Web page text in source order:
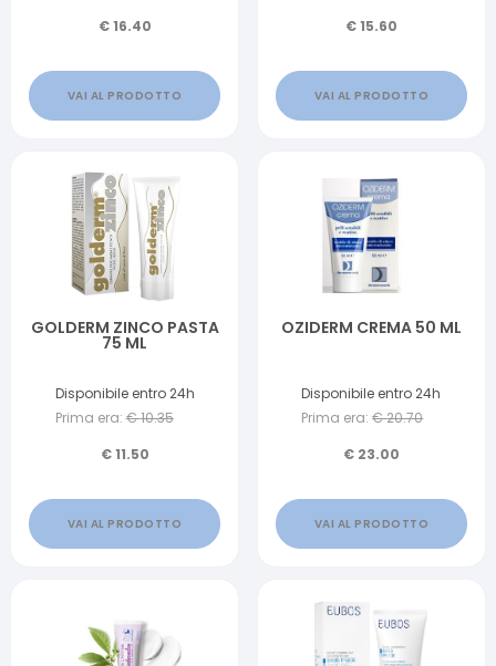
€16.40
VAI AL PRODOTTO
€15.60
VAI AL PRODOTTO
GOLDERM ZINCO PASTA
75 ML
Disponibile entro 24h
Prima era: €10.35
€11.50
VAI AL PRODOTTO
OZIDERM CREMA 50 ML
Disponibile entro 24h
Prima era: €20.70
€ 23.00
VAI AL PRODOTTO